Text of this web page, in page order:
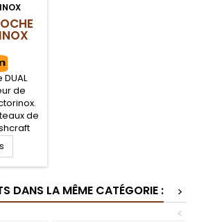
de
de
poche
Idéal
de
léger,
stylo
DANS LA MÊME CATÉGORIE :
>
<